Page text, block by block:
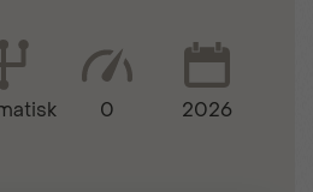
ISA - Intelligent
Speed Assist
0 2026